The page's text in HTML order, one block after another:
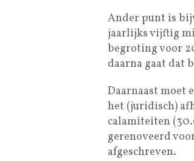
Ander punt is
jaarlijks vijftig
begroting voor
daarna gaat dat
Daarnaast moet
het (juridisch)
calamiteiten
gerenoveerd
afgeschreven.